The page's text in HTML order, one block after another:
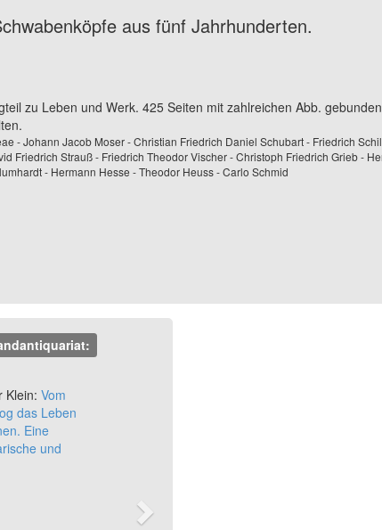
aus fünf Jahrhunderten.
zu Leben und Werk. 425 Seiten mit zahlreichen Abb.
- Johann Jacob Moser - Christian Friedrich Daniel Schubart - Friedrich
Friedrich Strauß - Friedrich Theodor Vischer - Christoph Friedrich Grieb -
- Hermann Hesse - Theodor Heuss - Carlo Schmid
Klein: Vom
das Leben
Eine
und